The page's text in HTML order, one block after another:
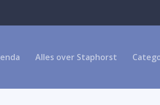
Alles over Staphorst